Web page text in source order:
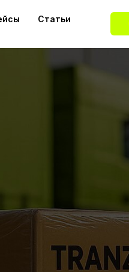
Статьи